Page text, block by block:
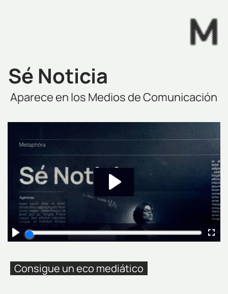
Sé Noticia
Aparece en los Medios de Comunicación
Consigue un eco mediático